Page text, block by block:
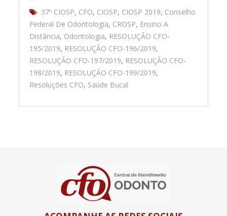
37º CIOSP, CFO, CIOSP, CIOSP 2019, Conselho
Federal De Odontologia, CROSP, Ensino A
Distância, Odontologia, RESOLUÇÃO CFO-
195/2019, RESOLUÇÃO CFO-196/2019,
RESOLUÇÃO CFO-197/2019, RESOLUÇÃO CFO-
198/2019, RESOLUÇÃO CFO-199/2019,
Resoluções CFO, Saúde Bucal